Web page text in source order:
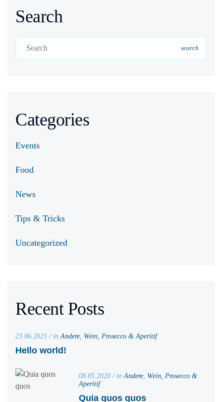
Search
search
Categories
Events
Food
News
Tips & Tricks
Uncategorized
Recent Posts
23.06.2021 / inAndere, Wein, Prosecco & Aperitif
Hello world!
08.05.2020 / inAndere, Wein, Prosecco &
Aperitif
Quia quos quos